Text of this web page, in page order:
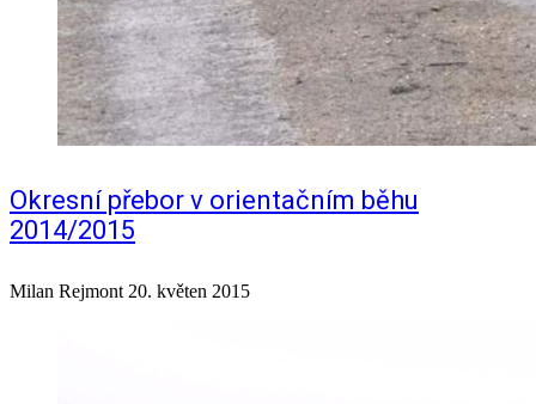
Okresní přebor v orientačním běhu
2014/2015
Milan Rejmont 20. květen 2015